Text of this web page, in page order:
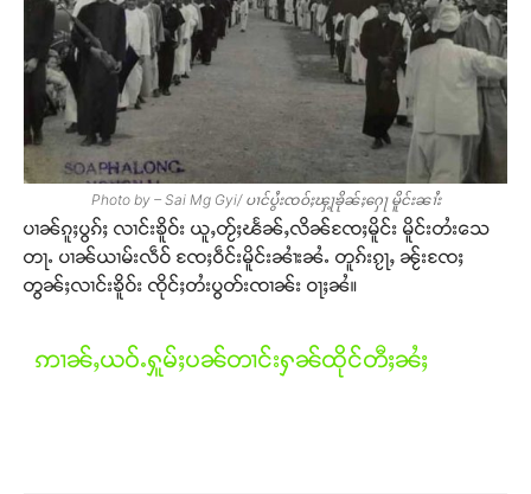
တႃႇႁႂ်ႈသဵင်ၵၢင်ၸႂ်ၵူၼ်းမိူင်း ၵူႈတီႈၵူႈလႅၼ်ပေႃးတေၸွ
တ်ႇ တူဝ်ႈလုမ်ႈၾႃႉၼၼ်ႉ ၶဝ်ႈႁူမ်ႈၵမ်ႉထႅမ် ၸုမ်းၶၢ
ဝ်ႇၽူႈတွႆႇႁွၵ်ႈ လႆႈယူႇၶႃႈဢေႃႈ။
Photo by – Sai Mg Gyi/ ပၢင်ပွႆးၸဝ်ႈၾႃ့ၶိုၼ်ႈႁေႃ မိူင်းၼၢႆး
ပၢၼ်ၵူႈပွၵ်ႈ လၢင်းၶိူဝ်း ယူႇတႂ်ႈၽႅၼ်ႇလိၼ်ၸႄႈမိူင်း မိူင်းတႆးသေ
တႃႉ ပၢၼ်ယၢမ်းလဵဝ် ၸႄႈဝဵင်းမိူင်းၼၢႆးၼႆႉ တူၵ်းၵႂႃႇ ၼႂ်းၸႄႈ
တွၼ်ႈလၢင်းၶိူဝ်း ၸိုင်ႈတႆးပွတ်းၸၢၼ်း ဝႃႈၼႆ။
ဢၢၼ်ႇယဝ်ႉႁူမ်ႈပၼ်တၢင်းႁၼ်ထိုင်တီႈၼႆႈ